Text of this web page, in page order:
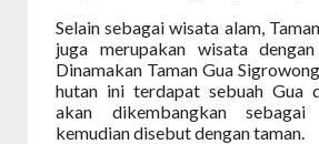
Selain sebagai wisata alam,
juga merupakan wisata
Dinamakan Taman Gua
hutan ini terdapat sebuah Gua
akan dikembangkan
kemudian disebut dengan taman.